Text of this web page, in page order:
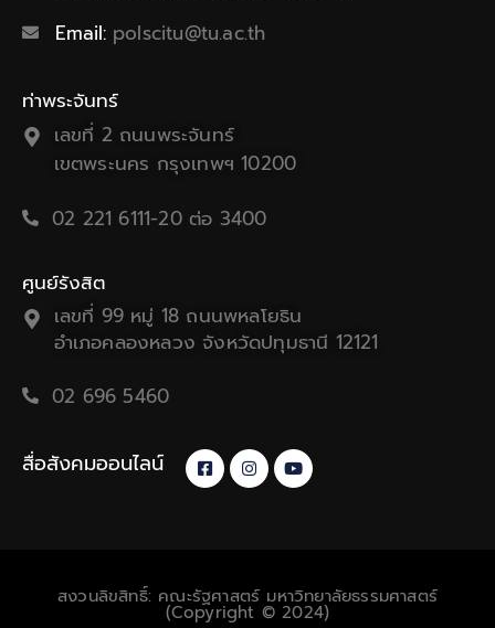
Email: polscitu@tu.ac.th
ท่าพระจันทร์
เลขที่ 2 ถนนพระจันทร์
เขตพระนคร กรุงเทพฯ 10200
02 221 6111-20 ต่อ 3400
ศูนย์รังสิต
เลขที่ 99 หมู่ 18 ถนนพหลโยธิน
อำเภอคลองหลวง จังหวัดปทุมธานี 12121
02 696 5460
สื่อสังคมออนไลน์
สงวนลิขสิทธิ์: คณะรัฐศาสตร์ มหาวิทยาลัยธรรมศาสตร์
(Copyright © 2024)